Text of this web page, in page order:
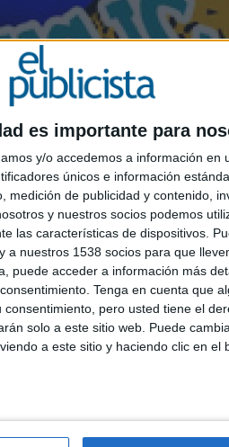
es importante para
y/o accedemos a información en
únicos e información
medición de publicidad y contenido,
y nuestros socios podemos
las características de dispositivos.
a nuestros 1538 socios para que
puede acceder a información más
Tenga en cuenta que
pero usted tiene el
solo a este sitio web. Puede
a este sitio y haciendo clic en el